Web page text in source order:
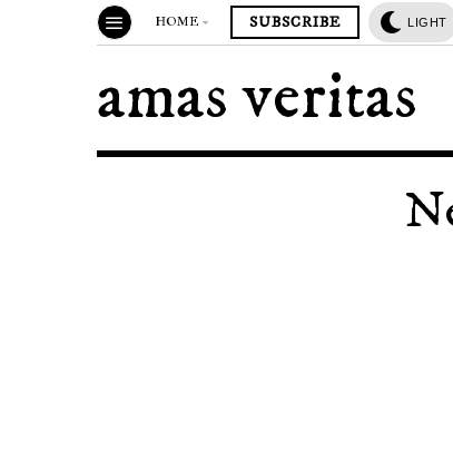
HOME SUBSCRIBE LIGHT
amas veritas